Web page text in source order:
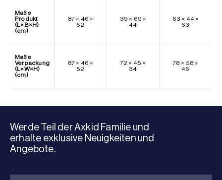
Maße
Produkt
(L×B×H)
(cm)
87 × 46 ×
52
39 × 69 ×
44
63 × 44 ×
63
Maße
Verpackung
(L×W×H)
(cm)
87 × 46 ×
52
72 × 45 ×
34
78 × 58 ×
46
Werde Teil der Axkid Familie und
erhalte exklusive Neuigkeiten und
Angebote.